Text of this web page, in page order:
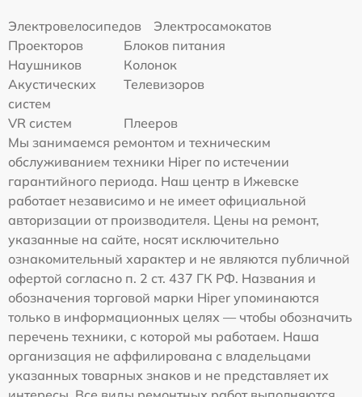
Электровелосипедов
Электросамокатов
Проекторов
Блоков питания
Наушников
Колонок
Акустических
систем
Телевизоров
VR систем
Плееров
Мы занимаемся ремонтом и техническим
обслуживанием техники Hiper по истечении
гарантийного периода. Наш центр в Ижевске
работает независимо и не имеет официальной
авторизации от производителя. Цены на ремонт,
указанные на сайте, носят исключительно
ознакомительный характер и не являются публичной
офертой согласно п. 2 ст. 437 ГК РФ. Названия и
обозначения торговой марки Hiper упоминаются
только в информационных целях — чтобы обозначить
перечень техники, с которой мы работаем. Наша
организация не аффилирована с владельцами
указанных товарных знаков и не представляет их